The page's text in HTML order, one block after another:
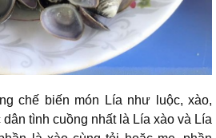
chế biến món Lía như luộc, xào,
tình cuồng nhất là Lía xào và Lía